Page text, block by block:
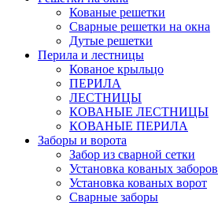
Кованые решетки
Сварные решетки на окна
Дутые решетки
Перила и лестницы
Кованое крыльцо
ПЕРИЛА
ЛЕСТНИЦЫ
КОВАНЫЕ ЛЕСТНИЦЫ
КОВАНЫЕ ПЕРИЛА
Заборы и ворота
Забор из сварной сетки
Установка кованых заборов
Установка кованых ворот
Сварные заборы